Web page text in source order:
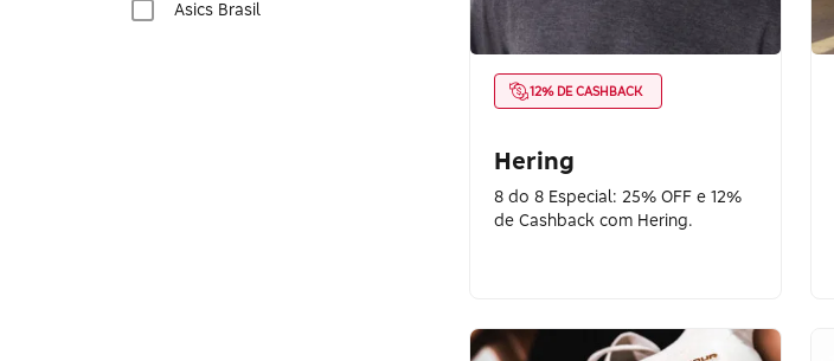
Asics Brasil
12% DE CASHBACK
Hering
8 do 8 Especial: 25% OFF e 12%
de Cashback com Hering.